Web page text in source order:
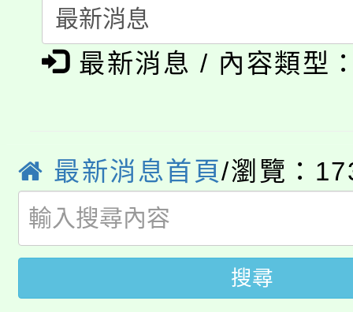
代理(課)教師甄選結果(
轉知中國文化大學推廣
《TA101》溝通分析基
系所師生報名參加。
淨零綠生活教案入校路
學籍身 分審查程序及
版
淨零綠領人才培育課程
公告本校115學年度第
代理(課)教師甄選結果(
「2026金融保險知識
車」活動
桃園市115學年度學生
最新消息 / 內容類型
最新消息首頁/瀏覽：
搜尋